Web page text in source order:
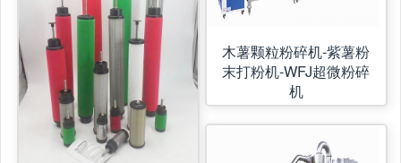
木薯颗粒粉碎机-紫薯粉
末打粉机-WFJ超微粉碎
机